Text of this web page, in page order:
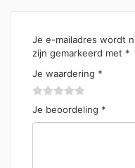
Je e-mailadres wordt
zijn gemarkeerd met *
Je waardering *
Je beoordeling *